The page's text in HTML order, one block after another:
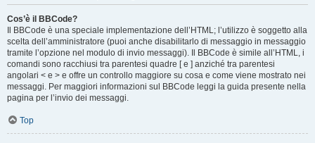
Cos’è il BBCode?
Il BBCode è una speciale implementazione dell’HTML; l’utilizzo è soggetto alla
scelta dell’amministratore (puoi anche disabilitarlo di messaggio in messaggio
tramite l’opzione nel modulo di invio messaggi). Il BBCode è simile all’HTML, i
comandi sono racchiusi tra parentesi quadre [ e ] anziché tra parentesi
angolari < e > e offre un controllo maggiore su cosa e come viene mostrato nei
messaggi. Per maggiori informazioni sul BBCode leggi la guida presente nella
pagina per l’invio dei messaggi.
Top